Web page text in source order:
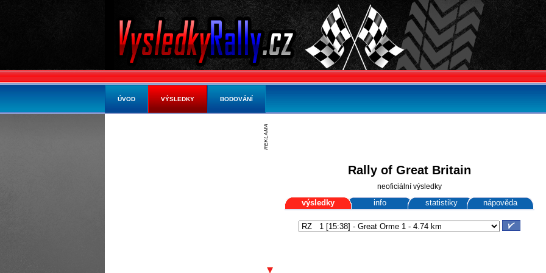
Rally of Great Britain
neoficiální výsledky
výsledky info statistiky nápověda
ÚVOD VÝSLEDKY BODOVÁNÍ